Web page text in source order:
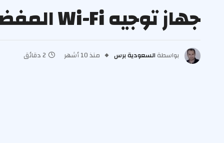
جهاز توجيه Wi-Fi المفضل لدينا هو 20 دولارًا
بواسطة السعودية برس منذ 10 أشهر 2 دقائق